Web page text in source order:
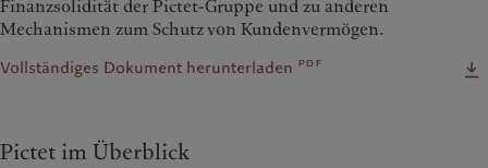
Finanzsolidität der Pictet-Gruppe und zu anderen
Mechanismen zum Schutz von Kundenvermögen.
Vollständiges Dokument herunterladen pdf
Pictet im Überblick